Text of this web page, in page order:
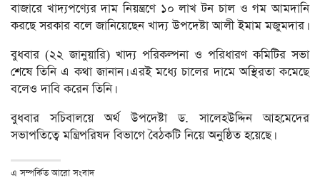
বাজারে খাদ্যপণ্যের দাম নিয়ন্ত্রণে ১০ লাখ টন চাল ও গম আমদানি
করছে সরকার বলে জানিয়েছেন খাদ্য উপদেষ্টা আলী ইমাম মজুমদার।
বুধবার (২২ জানুয়ারি) খাদ্য পরিকল্পনা ও পরিধারণ কমিটির সভা
শেষে তিনি এ কথা জানান। এরই মধ্যে চালের দামে অস্থিরতা কমেছে
বলেও দাবি করেন তিনি।
বুধবার সচিবালয়ে অর্থ উপদেষ্টা ড. সালেহউদ্দিন আহমেদের
সভাপতিত্বে মন্ত্রিপরিষদ বিভাগে বৈঠকটি নিয়ে অনুষ্ঠিত হয়েছে।
এ সম্পর্কিত আরো সংবাদ